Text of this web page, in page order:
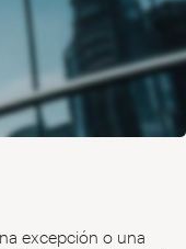
excepción o una